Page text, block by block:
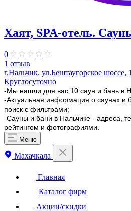
Хаят, ​SPA-отель.
0
1 отзыв
г.Нальчик, ул.Бештаугорское шоссе,
Круглосуточно
-Мы нашли для вас 10 саун и бань в
-Актуальная информация о саунах и
поиск с фильтрами;
-Сауны и бани в Нальчике - адреса,
рейтингом и фотографиями.
Меню
Махачкала
Главная
Каталог фирм
Акции/скидки